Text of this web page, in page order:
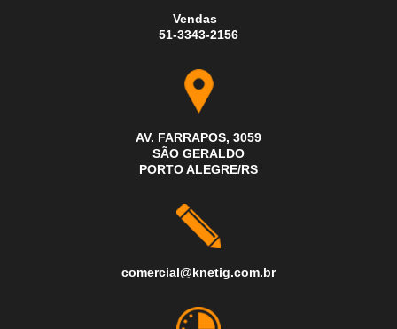
Vendas
51-3343-2156
AV. FARRAPOS, 3059
SÃO GERALDO
PORTO ALEGRE/RS
comercial@knetig.com.br